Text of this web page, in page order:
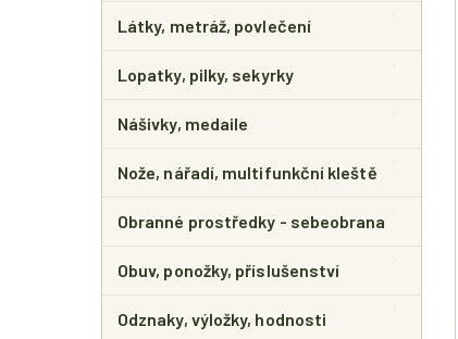
Látky, metráž, povlečení
Lopatky, pilky, sekyrky
Nášivky, medaile
Nože, nářadí, multifunkční kleště
Obranné prostředky - sebeobrana
Obuv, ponožky, příslušenství
Odznaky, výložky, hodnosti